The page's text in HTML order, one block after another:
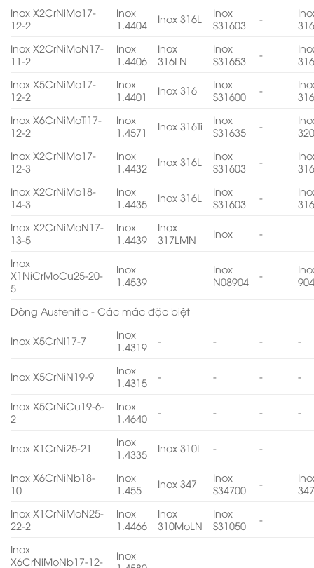
Inox X2CrNiMo17-
12-2
Inox
1.4404
Inox 316L
Inox
S31603
-
Inox X2CrNiMoN17-
11-2
Inox
1.4406
Inox
316LN
Inox
S31653
-
Inox X5CrNiMo17-
12-2
Inox
1.4401
Inox 316
Inox
S31600
-
Inox X6CrNiMoTi17-
12-2
Inox
1.4571
Inox 316Ti
Inox
S31635
-
Inox X2CrNiMo17-
12-3
Inox
1.4432
Inox 316L
Inox
S31603
-
Inox X2CrNiMo18-
14-3
Inox
1.4435
Inox 316L
Inox
S31603
-
Inox X2CrNiMoN17-
13-5
Inox
1.4439
Inox
317LMN
Inox -
Inox
X1NiCrMoCu25-20-
5
Inox
1.4539
Inox
N08904
-
Dòng Austenitic - Các mác đặc biệt
Inox X5CrNi17-7
Inox
1.4319
- - - -
Inox X5CrNiN19-9
Inox
1.4315
- - - -
Inox X5CrNiCu19-6-
2
Inox
1.4640
- - - -
Inox X1CrNi25-21
Inox
1.4335
Inox 310L - -
Inox X6CrNiNb18-
10
Inox
1.455
Inox 347
Inox
S34700
-
Inox X1CrNiMoN25-
22-2
Inox
1.4466
Inox
310MoLN
Inox
S31050
-
Inox
X6CrNiMoNb17-12-
Inox